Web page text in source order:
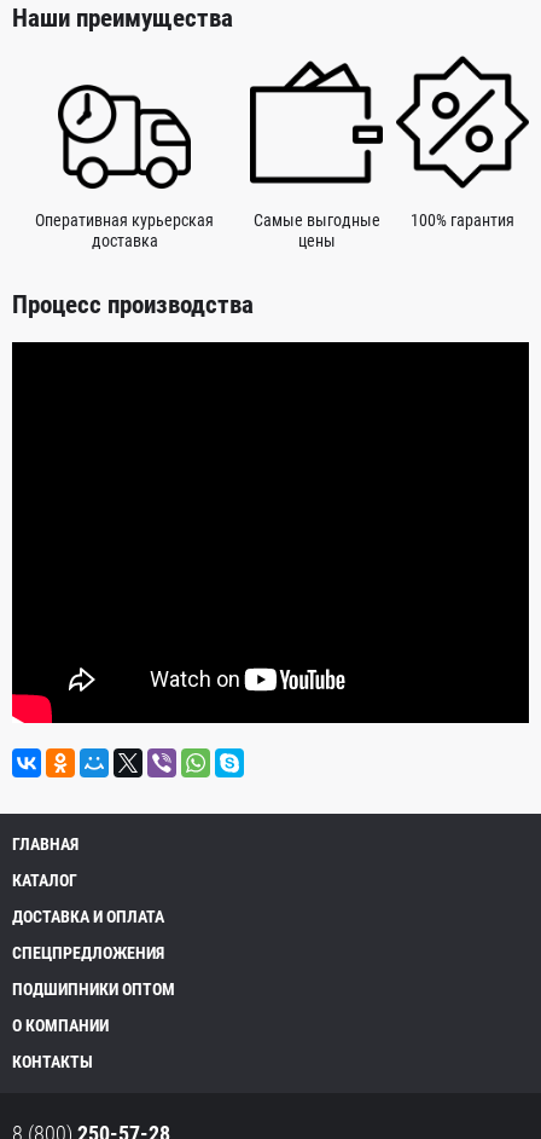
Наши преимущества
Оперативная курьерская
доставка
Самые выгодные
цены
100% гарантия
Процесс производства
ГЛАВНАЯ
КАТАЛОГ
ДОСТАВКА И ОПЛАТА
СПЕЦПРЕДЛОЖЕНИЯ
ПОДШИПНИКИ ОПТОМ
О КОМПАНИИ
КОНТАКТЫ
8 (800) 250-57-28